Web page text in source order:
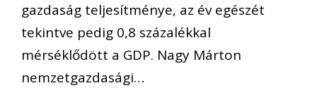
gazdaság teljesítménye, az év egészét
tekintve pedig 0,8 százalékkal
mérséklődött a GDP. Nagy Márton
nemzetgazdasági…